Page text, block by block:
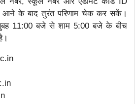
आने के बाद तुरंत परिणाम चेक कर सकें।
11:00 बजे से शाम 5:00 बजे के बीच